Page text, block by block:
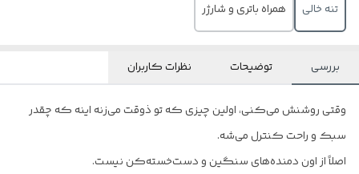
تنه خالی همراه باتری و شارژر
بررسی توضیحات نظرات کاربران
وقتی روشنش می‌کنی، اولین چیزی که تو ذوقت می‌زنه اینه که چقدر
سبک و راحت کنترل می‌شه.
اصلاً از اون دمنده‌های سنگین و دست‌خسته‌کن نیست.